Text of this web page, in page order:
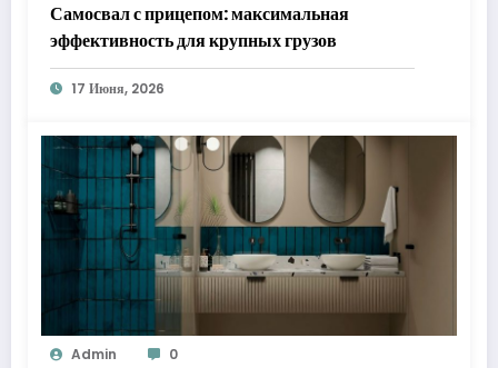
Самосвал с прицепом: максимальная
эффективность для крупных грузов
17 Июня, 2026
Admin 0